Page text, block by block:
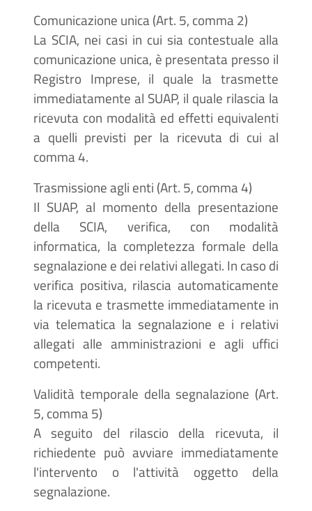
Comunicazione unica (Art. 5, comma 2)
La SCIA, nei casi in cui sia contestuale alla
comunicazione unica, è presentata presso il
Registro Imprese, il quale la trasmette
immediatamente al SUAP, il quale rilascia la
ricevuta con modalità ed effetti equivalenti
a quelli previsti per la ricevuta di cui al
comma 4.
Trasmissione agli enti (Art. 5, comma 4)
Il SUAP, al momento della presentazione
della SCIA, verifica, con modalità
informatica, la completezza formale della
segnalazione e dei relativi allegati. In caso di
verifica positiva, rilascia automaticamente
la ricevuta e trasmette immediatamente in
via telematica la segnalazione e i relativi
allegati alle amministrazioni e agli uffici
competenti.
Validità temporale della segnalazione (Art.
5, comma 5)
A seguito del rilascio della ricevuta, il
richiedente può avviare immediatamente
l'intervento o l'attività oggetto della
segnalazione.